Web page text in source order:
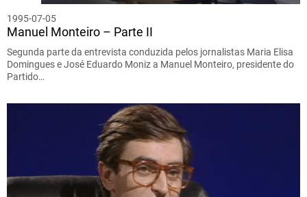
1995-07-05
Manuel Monteiro – Parte II
Segunda parte da entrevista conduzida pelos jornalistas Maria Elisa
Domingues e José Eduardo Moniz a Manuel Monteiro, presidente do
Partido…